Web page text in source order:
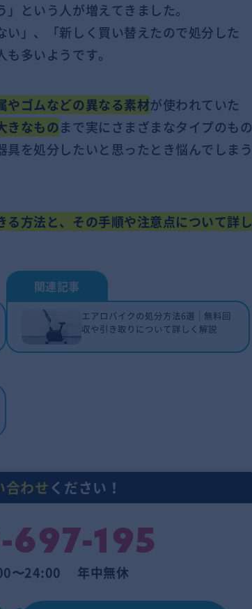
という人が増えてきました。
」、「新しく買い替えたので処分した
多いようです。
やゴムなどの異なる素材が使われていた
きなものまで実にさまざまなタイプのもの
を処分したいと思ったとき悩んでしまう
る方法と、その手順や注意点について詳し
エアロバイクの処分方法6選｜無料回
収や引き取りについて詳しく解説
合わせ ください！
697-195
〜24:00 年中無休